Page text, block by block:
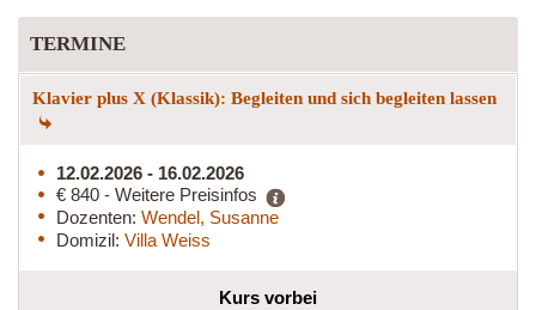
TERMINE
Klavier plus X (Klassik): Begleiten und sich begleiten lassen
12.02.2026 - 16.02.2026
€ 840 - Weitere Preisinfos
Dozenten: Wendel, Susanne
Domizil: Villa Weiss
Kurs vorbei